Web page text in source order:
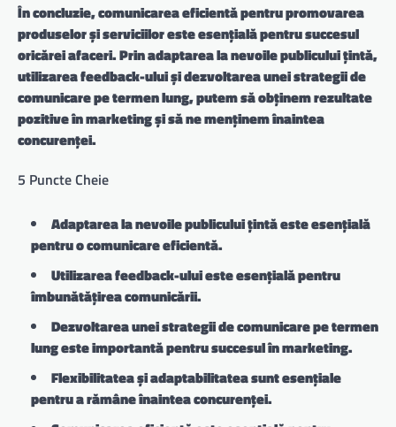
În concluzie, comunicarea eficientă pentru promovarea
produselor și serviciilor este esențială pentru succesul
oricărei afaceri. Prin adaptarea la nevoile publicului țintă,
utilizarea feedback-ului și dezvoltarea unei strategii de
comunicare pe termen lung, putem să obținem rezultate
pozitive în marketing și să ne menținem înaintea
concurenței.
5 Puncte Cheie
Adaptarea la nevoile publicului țintă este esențială
pentru o comunicare eficientă.
Utilizarea feedback-ului este esențială pentru
îmbunătățirea comunicării.
Dezvoltarea unei strategii de comunicare pe termen
lung este importantă pentru succesul în marketing.
Flexibilitatea și adaptabilitatea sunt esențiale
pentru a rămâne înaintea concurenței.